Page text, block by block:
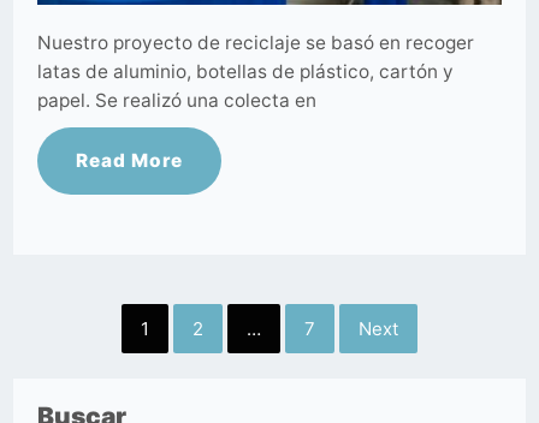
Nuestro proyecto de reciclaje se basó en recoger
latas de aluminio, botellas de plástico, cartón y
papel. Se realizó una colecta en
Read More
pagination
1 2 … 7 Next
Buscar